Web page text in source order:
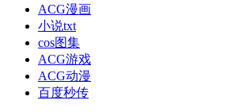
ACG漫画
小说txt
cos图集
ACG游戏
ACG动漫
百度秒传